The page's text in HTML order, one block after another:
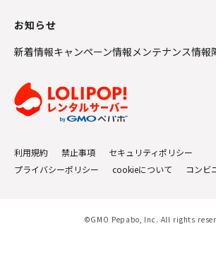
お知らせ
新着情報キャンペーン情報メンテナンス情報
利用規約 禁止事項
セキュリティポリシー
プライバシーポリシー
cookieについて コンビ
©GMO Pepabo, Inc. All rights